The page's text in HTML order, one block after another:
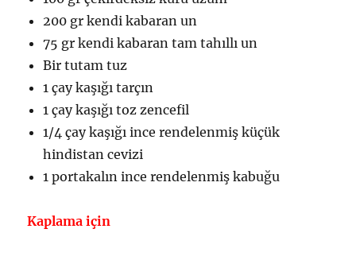
200 gr kendi kabaran un
75 gr kendi kabaran tam tahıllı un
Bir tutam tuz
1 çay kaşığı tarçın
1 çay kaşığı toz zencefil
1/4 çay kaşığı ince rendelenmiş küçük
hindistan cevizi
1 portakalın ince rendelenmiş kabuğu
Kaplama için